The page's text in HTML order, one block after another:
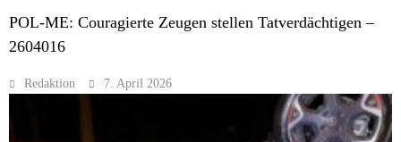
POL-ME: Couragierte Zeugen stellen Tatverdächtigen –
2604016
Redaktion 7. April 2026